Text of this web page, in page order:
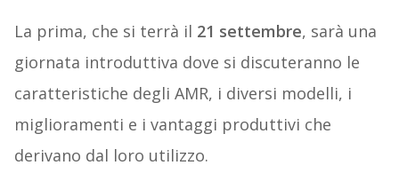
La prima, che si terrà il 21 settembre, sarà una
giornata introduttiva dove si discuteranno le
caratteristiche degli AMR, i diversi modelli, i
miglioramenti e i vantaggi produttivi che
derivano dal loro utilizzo.